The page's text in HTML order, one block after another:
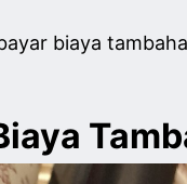
biaya